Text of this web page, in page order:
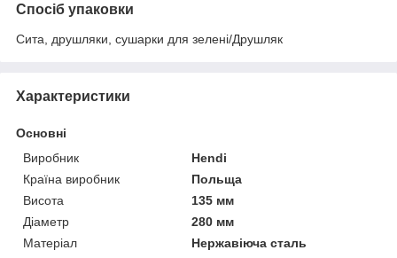
Спосіб упаковки
Сита, друшляки, сушарки для зелені/Друшляк
Характеристики
Основні
Виробник
Hendi
Країна виробник
Польща
Висота
135 мм
Діаметр
280 мм
Матеріал
Нержавіюча сталь